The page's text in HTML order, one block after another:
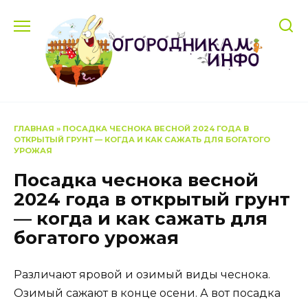
содержанию
ГЛАВНАЯ » ПОСАДКА ЧЕСНОКА ВЕСНОЙ 2024 ГОДА В
ОТКРЫТЫЙ ГРУНТ — КОГДА И КАК САЖАТЬ ДЛЯ БОГАТОГО
УРОЖАЯ
Посадка чеснока весной
2024 года в открытый грунт
— когда и как сажать для
богатого урожая
Различают яровой и озимый виды чеснока.
Озимый сажают в конце осени. А вот посадка